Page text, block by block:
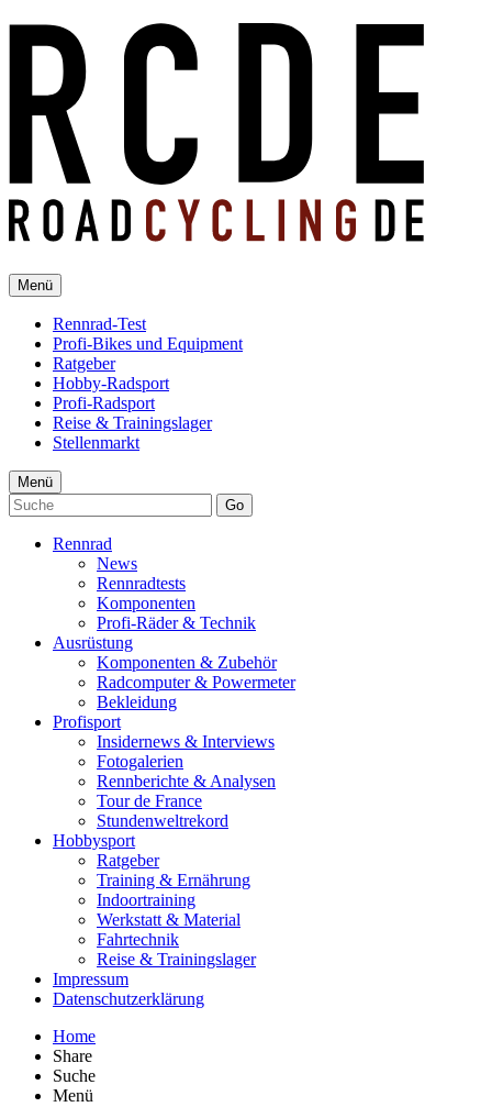
Menü
Rennrad-Test
Profi-Bikes und Equipment
Ratgeber
Hobby-Radsport
Profi-Radsport
Reise & Trainingslager
Stellenmarkt
Menü
Go
Rennrad
News
Rennradtests
Komponenten
Profi-Räder & Technik
Ausrüstung
Komponenten & Zubehör
Radcomputer & Powermeter
Bekleidung
Profisport
Insidernews & Interviews
Fotogalerien
Rennberichte & Analysen
Tour de France
Stundenweltrekord
Hobbysport
Ratgeber
Training & Ernährung
Indoortraining
Werkstatt & Material
Fahrtechnik
Reise & Trainingslager
Impressum
Datenschutzerklärung
Home
Share
Suche
Menü